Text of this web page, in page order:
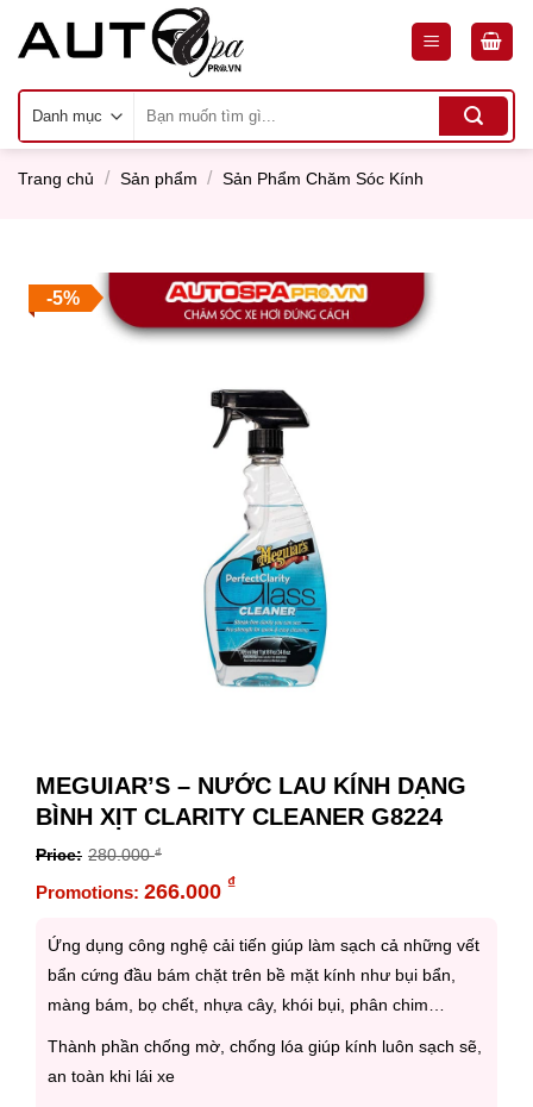
kiếm:
Trang chủ / Sản phẩm / Sản Phẩm Chăm Sóc Kính
-5%
MEGUIAR’S – NƯỚC LAU KÍNH DẠNG
BÌNH XỊT CLARITY CLEANER G8224
280.000₫
Original
was:
280.000 ₫.
266.000 ₫
price
is:
266.000 ₫.
Ứng dụng công nghệ cải tiến giúp làm sạch cả những vết
bẩn cứng đầu bám chặt trên bề mặt kính như bụi bẩn,
màng bám, bọ chết, nhựa cây, khói bụi, phân chim…
Thành phần chống mờ, chống lóa giúp kính luôn sạch sẽ,
an toàn khi lái xe